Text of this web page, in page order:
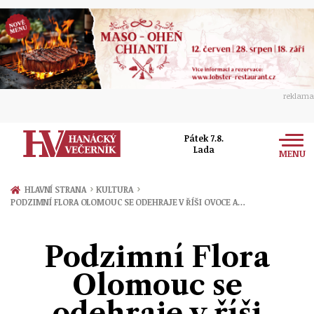
reklama
Pátek 7.8.
Lada
MENU
Zprávy
Prostějov
Politika
Ekonomika
Kultura
Společnost
HLAVNÍ STRANA › KULTURA ›
PODZIMNÍ FLORA OLOMOUC SE ODEHRAJE V ŘÍŠI OVOCE A…
Podzimní Flora
Olomouc se